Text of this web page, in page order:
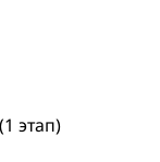
этап)